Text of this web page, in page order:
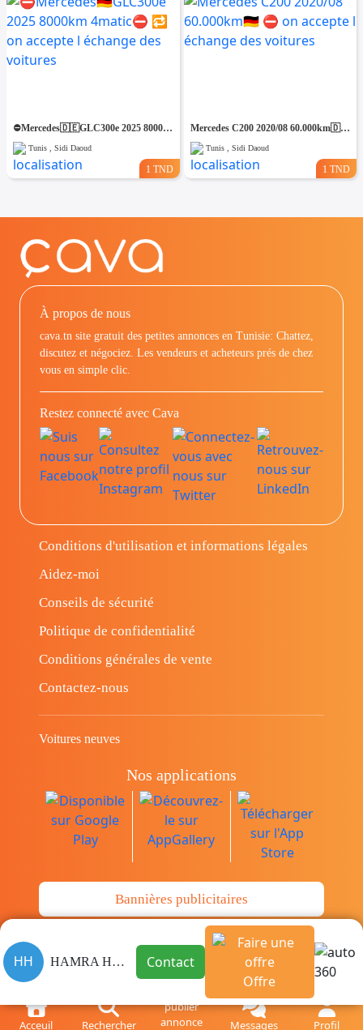
Acceuil Rechercher Messages Profil
⛔️Mercedes🇩🇪GLC300e 2025 8000km 4matic⛔️ 🔁 on accepte l échange des voitures
Tunis , Sidi Daoud
1 TND
Mercedes C200 2020/08 60.000km🇩🇪 ⛔️ on accepte l échange des voitures
Tunis , Sidi Daoud
1 TND
HH HAMRA HAYTHEM
Contact
Offre
À propos de nous
cava.tn site gratuit des petites annonces en Tunisie: Chattez,
discutez et négociez. Les vendeurs et acheteurs prés de chez
vous en simple clic.
Restez connecté avec Cava
Conditions d'utilisation et informations légales
Aidez-moi
Conseils de sécurité
Politique de confidentialité
Conditions générales de vente
Contactez-nous
Voitures neuves
Nos applications
Bannières publicitaires
© Copyright 2014-2026 Cava.tn Limited Tous
les droits sont réservés.